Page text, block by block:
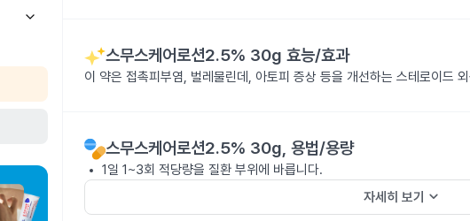
스무스케어로션2.5% 30g 효능/효과
이 약은 접촉피부염, 벌레물린데, 아토피 증상 등을 개선하는 스테로이드
스무스케어로션2.5% 30g, 용법/용량
1일 1~3회 적당량을 질환 부위에 바릅니다.
자세히 보기 keyboard_arrow_down